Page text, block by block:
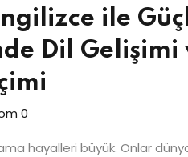
ile
Dil Gelişimi
0
hayalleri büyük. Onlar